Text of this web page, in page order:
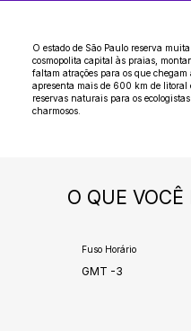
O estado de São Paulo reserva
cosmopolita capital às praias,
faltam atrações para os que chegam
apresenta mais de 600 km de litoral
reservas naturais para os
charmosos.
O QUE VOCÊ
Fuso Horário
GMT -3